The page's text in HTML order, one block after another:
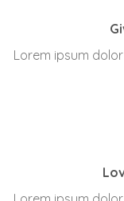
Lorem ipsum